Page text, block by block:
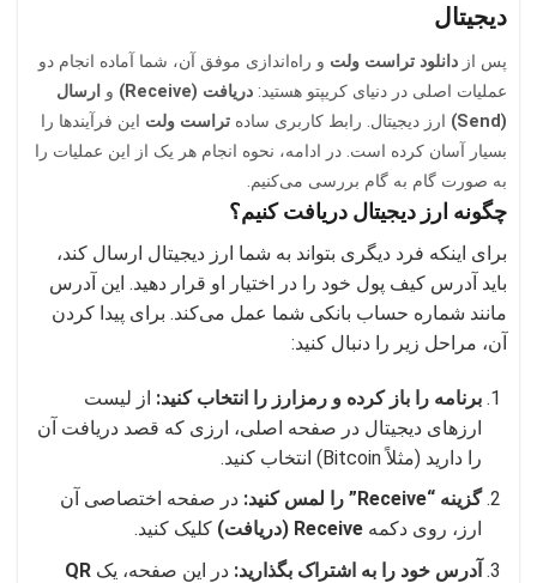
دیجیتال
پس از دانلود تراست ولت و راه‌اندازی موفق آن، شما آماده انجام دو
عملیات اصلی در دنیای کریپتو هستید: دریافت (Receive) و ارسال
(Send)
ارز دیجیتال. رابط کاربری ساده تراست ولت این فرآیندها را
بسیار آسان کرده است. در ادامه، نحوه انجام هر یک از این عملیات را
به صورت گام به گام بررسی می‌کنیم.
چگونه ارز دیجیتال دریافت کنیم؟
برای اینکه فرد دیگری بتواند به شما ارز دیجیتال ارسال کند،
باید آدرس کیف پول خود را در اختیار او قرار دهید. این آدرس
مانند شماره حساب بانکی شما عمل می‌کند. برای پیدا کردن
آن، مراحل زیر را دنبال کنید:
برنامه را باز کرده و رمزارز را انتخاب کنید: از لیست
ارزهای دیجیتال در صفحه اصلی، ارزی که قصد دریافت آن
را دارید (مثلاً Bitcoin) انتخاب کنید.
گزینه “Receive” را لمس کنید:
در صفحه اختصاصی آن
ارز، روی دکمه Receive (دریافت)
کلیک کنید.
آدرس خود را به اشتراک بگذارید: در این صفحه، یک QR